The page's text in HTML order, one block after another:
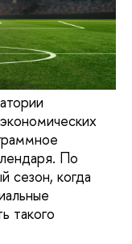
По
сезон, когда
такого